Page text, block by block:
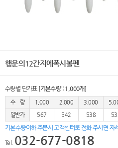
행운의12간지에폭시볼펜
수량별 단가표 [기본수량 : 1,000개]
수 량 1,000 2,000 3,000
일반가
567 542 538
기본수량이하 주문시 고객센터로 전화 주시면 자
Tel. 032-677-0818